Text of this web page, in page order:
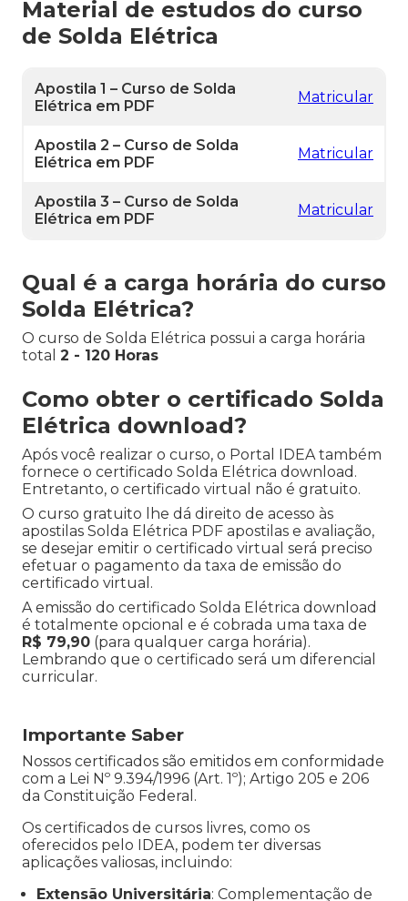
Material de estudos do curso
de Solda Elétrica
Apostila 1 – Curso de Solda
Elétrica em PDF
Matricular
Apostila 2 – Curso de Solda
Elétrica em PDF
Matricular
Apostila 3 – Curso de Solda
Elétrica em PDF
Matricular
Qual é a carga horária do curso
Solda Elétrica?
O curso de Solda Elétrica possui a carga horária
total 2 - 120 Horas
Como obter o certificado Solda
Elétrica download?
Após você realizar o curso, o Portal IDEA também
fornece o certificado Solda Elétrica download.
Entretanto, o certificado virtual não é gratuito.
O curso gratuito lhe dá direito de acesso às
apostilas Solda Elétrica PDF apostilas e avaliação,
se desejar emitir o certificado virtual será preciso
efetuar o pagamento da taxa de emissão do
certificado virtual.
A emissão do certificado Solda Elétrica download
é totalmente opcional e é cobrada uma taxa de
R$ 79,90 (para qualquer carga horária).
Lembrando que o certificado será um diferencial
curricular.
Importante Saber
Nossos certificados são emitidos em conformidade
com a Lei Nº 9.394/1996 (Art. 1º); Artigo 205 e 206
da Constituição Federal.
Os certificados de cursos livres, como os
oferecidos pelo IDEA, podem ter diversas
aplicações valiosas, incluindo:
Extensão Universitária: Complementação de